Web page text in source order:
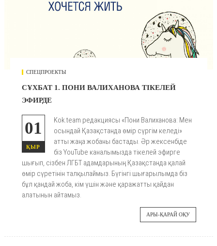
СПЕЦПРОЕКТЫ
СҰХБАТ 1. ПОНИ ВАЛИХАНОВА ТІКЕЛЕЙ
ЭФИРДЕ
01
ҚЫР
Kok.team редакциясы «Пони Валиханова: Мен
осындай Қазақстанда өмір сүргім келеді»
атты жаңа жобаны бастады. Әр жексенбіде
біз YouTube каналымызда тікелей эфирге
шығып, сізбен ЛГБТ адамдарының Қазақстанда қалай
өмір сүретінін талқылаймыз. Бүгінгі шығарылымда біз
бұл қандай жоба, кім үшін және қаражатты қайдан
алатынын айтамыз.
АРЫ-ҚАРАЙ ОҚУ